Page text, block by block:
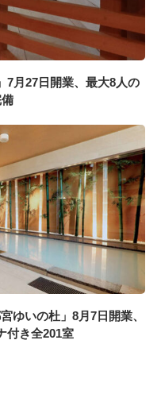
7月27日開業、最大8人の
ゆいの杜」8月7日開業、
付き全201室